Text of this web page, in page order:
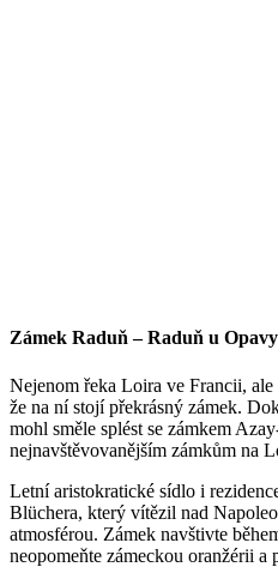
Zámek Raduň – Raduň u Opavy
Nejenom řeka Loira ve Francii,
že na ní stojí překrásný zámek.
mohl směle splést se zámkem
nejnavštěvovanějším zámkům na
Letní aristokratické sídlo i
Blüchera, který vítězil nad
atmosférou. Zámek navštivte
neopomeňte zámeckou oranžérii a